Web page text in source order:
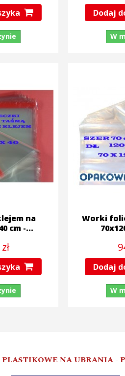
Dodaj
W
na
cm -...
Worki
Dodaj
W
NA UBRANIA -